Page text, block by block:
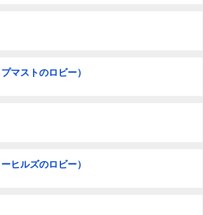
マストのロビー）
ヒルズのロビー）